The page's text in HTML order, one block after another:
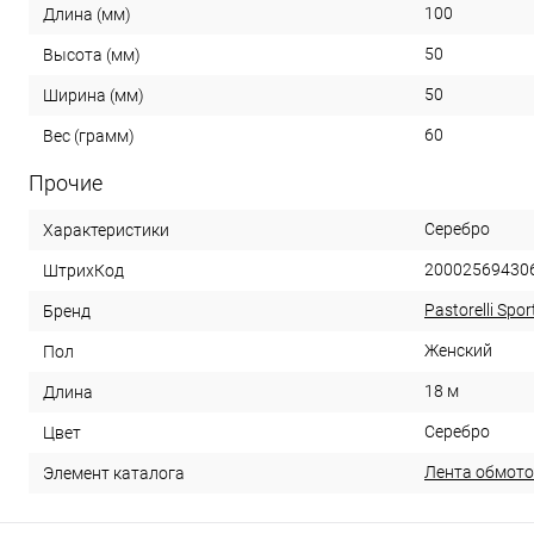
Длина (мм) 100
Высота (мм) 50
Ширина (мм) 50
Вес (грамм) 60
Прочие
Характеристики Серебро
ШтрихКод
Бренд Pastorelli
Пол Женский
Длина 18 м
Цвет Серебро
Элемент каталога Лента